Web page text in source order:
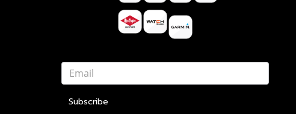
Subscribe